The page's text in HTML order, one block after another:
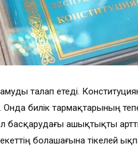
талап етеді.
билік тармақтарының
басқарудағы ашықтықты
болашағына тікелей